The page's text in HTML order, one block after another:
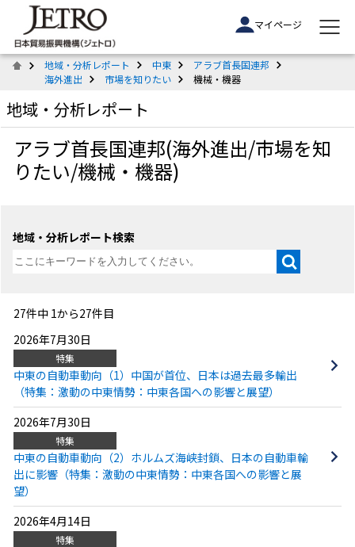
マイページ
地域・分析レポート 中東
アラブ首長国連邦
海外進出
市場を知りたい 機械・機器
地域・分析レポート
アラブ首長国連邦(海外進出/市場を知
りたい/機械・機器)
地域・分析レポート検索
27件中 1から27件目
2026年7月30日
特集
中東の自動車動向（1）中国が首位、日本は過去最多輸出
（特集：激動の中東情勢：中東各国への影響と展望）
2026年7月30日
特集
中東の自動車動向（2）ホルムズ海峡封鎖、日本の自動車輸
出に影響（特集：激動の中東情勢：中東各国への影響と展
望）
2026年4月14日
特集